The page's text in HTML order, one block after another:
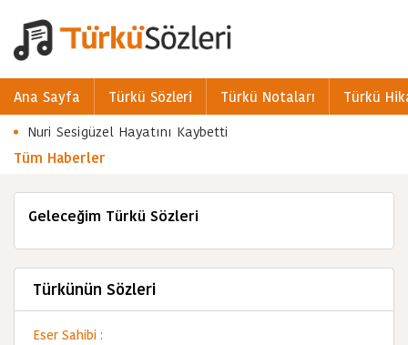
Ana Sayfa Türkü Sözleri Türkü Notaları
Türkü
Nuri Sesigüzel Hayatını Kaybetti
Tüm Haberler
Geleceğim Türkü Sözleri
Türkünün Sözleri
Eser Sahibi :